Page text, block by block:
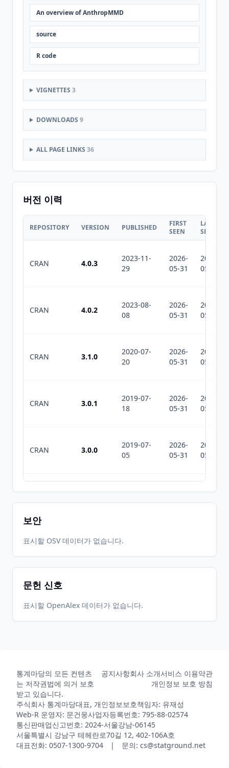
An overview of AnthropMMD
source
R code
VIGNETTES 3
DOWNLOADS 9
ALL PAGE LINKS 36
버전 이력
REPOSITORY VERSION PUBLISHED
FIRST
SEEN
LAST
SEEN
CRAN 4.0.3
2023-11-
29
2026-
05-31
2026-
05-31
CRAN 4.0.2
2023-08-
08
2026-
05-31
2026-
05-31
CRAN 3.1.0
2020-07-
20
2026-
05-31
2026-
05-31
CRAN 3.0.1
2019-07-
18
2026-
05-31
2026-
05-31
CRAN 3.0.0
2019-07-
05
2026-
05-31
2026-
05-31
2019-03-
18
2026-
05-31
2026-
05-31
CRAN 2.5.2
CRAN
CRAN 2.4.0
2018-03-
2026-
05-31
2026-
05-31
CRAN 2.3.3
2017-12-
20
05-31
보안
표시할 OSV 데이터가 없습니다.
문헌 신호
표시할 OpenAlex 데이터가 없습니다.
통계마당의 모든 컨텐츠
는 저작권법에 의거 보호
받고 있습니다.
공지사항회사 소개서비스 이용약관
개인정보 보호 방침
주식회사 통계마당대표, 개인정보보호책임자: 유재성
Web-R 운영자: 문건웅사업자등록번호: 795-88-02574
통신판매업신고번호: 2024-서울강남-06145
서울특별시 강남구 테헤란로70길 12, 402-106A호
대표전화: 0507-1300-9704 | 문의: cs@statground.net